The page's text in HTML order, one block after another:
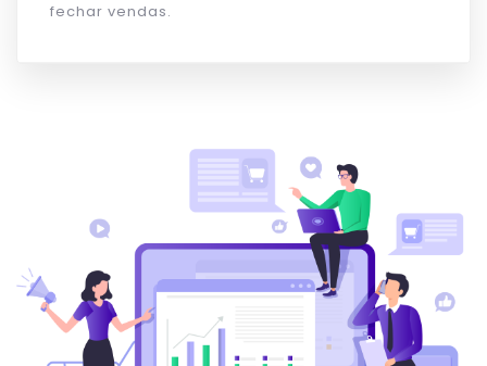
fechar vendas.